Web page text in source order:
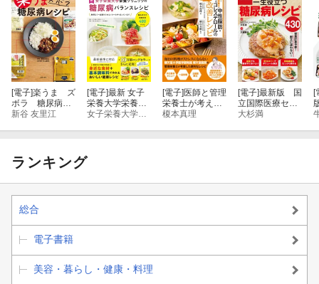
[電子]楽うま ズ
ボラ 糖尿病レ
シピ
新谷 友里江
[電子]最新 女子
栄養大学栄養ク
リニックの糖尿
[電子]医師と管理
栄養士が考え
た おいしく食
榎本真理
[電子]最新版 国
立国際医療セン
ターの一生役立
大杉満
[
ランキング
総合
電子書籍
美容・暮らし・健康・料理